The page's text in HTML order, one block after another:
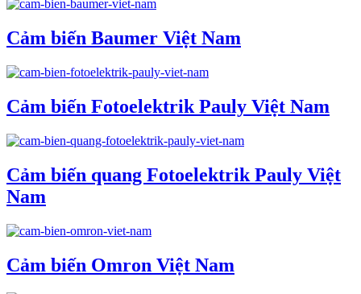
Cảm biến Baumer Việt Nam
Cảm biến Fotoelektrik Pauly Việt Nam
Cảm biến quang Fotoelektrik Pauly Việt
Nam
Cảm biến Omron Việt Nam